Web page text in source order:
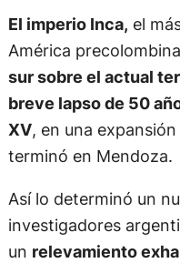
El imperio Inca, el
América
sur sobre el actual
breve lapso de 50
XV, en una
terminó en Mendoza.
Así lo determinó un
investigadores
un relevamiento